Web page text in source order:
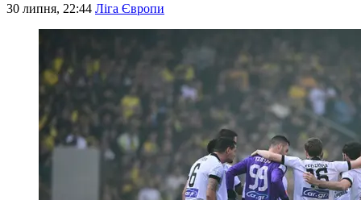
30 липня, 22:44 Ліга Європи